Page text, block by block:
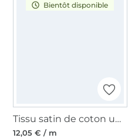
Bientôt disponible
Tissu satin de coton uni, jaune
12,05 € / m